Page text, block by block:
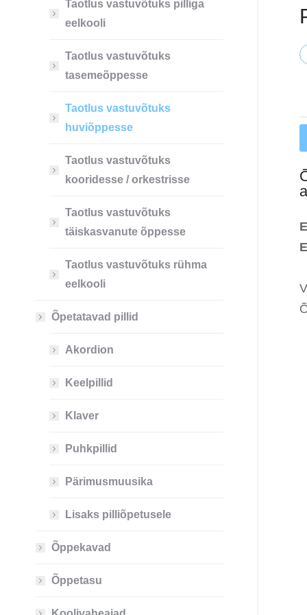
Taotlus vastuvõtuks pilliga
eelkooli
Taotlus vastuvõtuks
tasemeõppesse
Taotlus vastuvõtuks
huviõppesse
Taotlus vastuvõtuks
kooridesse / orkestrisse
Taotlus vastuvõtuks
täiskasvanute õppesse
Taotlus vastuvõtuks rühma
eelkooli
Õpetatavad pillid
Akordion
Keelpillid
Klaver
Puhkpillid
Pärimusmuusika
Lisaks pilliõpetusele
Õppekavad
Õppetasu